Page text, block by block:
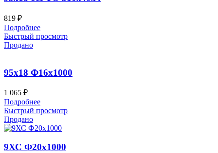
819 ₽
Подробнее
Быстрый просмотр
Продано
95х18 Ф16х1000
1 065 ₽
Подробнее
Быстрый просмотр
Продано
9ХС Ф20х1000